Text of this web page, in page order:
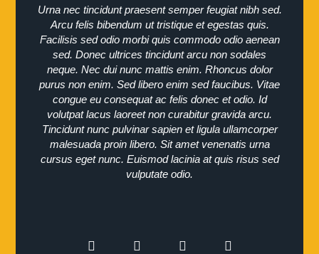
Urna nec tincidunt praesent semper feugiat nibh sed.
Arcu felis bibendum ut tristique et egestas quis.
Facilisis sed odio morbi quis commodo odio aenean
sed. Donec ultrices tincidunt arcu non sodales
neque. Nec dui nunc mattis enim. Rhoncus dolor
purus non enim. Sed libero enim sed faucibus. Vitae
congue eu consequat ac felis donec et odio. Id
volutpat lacus laoreet non curabitur gravida arcu.
Tincidunt nunc pulvinar sapien et ligula ullamcorper
malesuada proin libero. Sit amet venenatis urna
cursus eget nunc. Euismod lacinia at quis risus sed
vulputate odio.